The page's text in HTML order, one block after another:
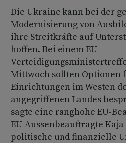
Die Ukraine kann bei der
Modernisierung von
ihre Streitkräfte auf
hoffen. Bei einem EU-
Mittwoch sollten Optionen
Einrichtungen im Westen
angegriffenen Landes
sagte eine ranghohe EU-
EU-Aussenbeauftragte
politische und finanzielle